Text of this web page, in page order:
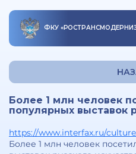
ФКУ «
Более 1 млн человек
популярных выставок
https://www.interfax.ru/
Более 1 млн человек